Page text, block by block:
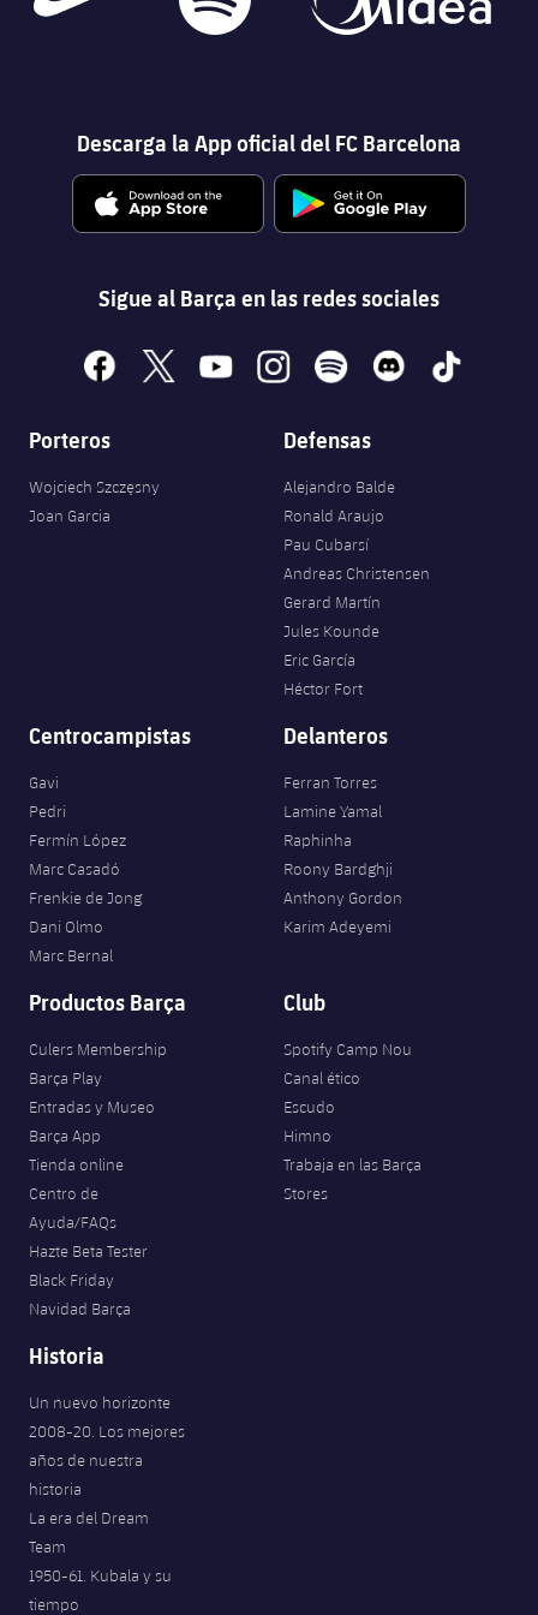
Descarga la App oficial del FC Barcelona
Sigue al Barça en las redes sociales
facebook
x youtubeinstagramspotify discord tiktok
Porteros
Wojciech Szczęsny
Joan Garcia
Defensas
Alejandro Balde
Ronald Araujo
Pau Cubarsí
Andreas Christensen
Gerard Martín
Jules Kounde
Eric García
Héctor Fort
Centrocampistas
Gavi
Pedri
Fermín López
Marc Casadó
Frenkie de Jong
Dani Olmo
Marc Bernal
Delanteros
Ferran Torres
Lamine Yamal
Raphinha
Roony Bardghji
Anthony Gordon
Karim Adeyemi
Productos Barça
Culers Membership
Barça Play
Entradas y Museo
Barça App
Tienda online
Centro de
Ayuda/FAQs
Hazte Beta Tester
Black Friday
Navidad Barça
Club
Spotify Camp Nou
Canal ético
Escudo
Himno
Trabaja en las Barça
Stores
Historia
Un nuevo horizonte
2008-20. Los mejores
años de nuestra
historia
La era del Dream
Team
1950-61. Kubala y su
tiempo